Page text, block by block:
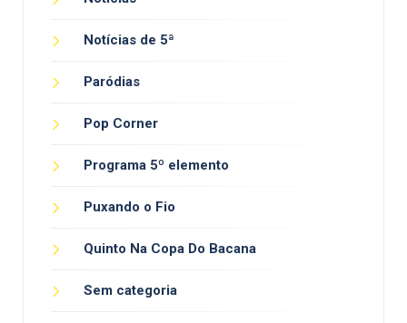
Notícias de 5ª
Paródias
Pop Corner
Programa 5º elemento
Puxando o Fio
Quinto Na Copa Do Bacana
Sem categoria